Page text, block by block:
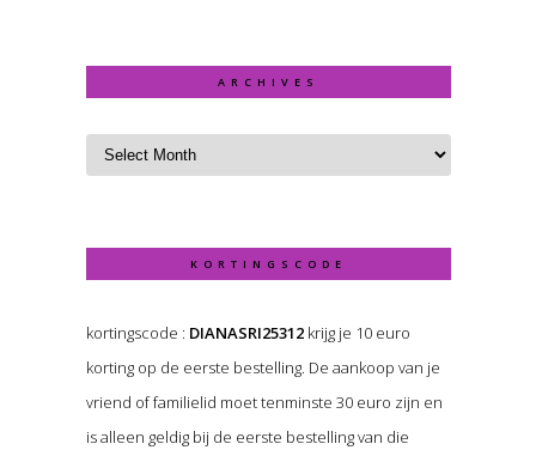
ARCHIVES
KORTINGSCODE
kortingscode : DIANASRI25312krijg je 10 euro
korting op de eerste bestelling. De aankoop van je
vriend of familielid moet tenminste 30 euro zijn en
is alleen geldig bij de eerste bestelling van die